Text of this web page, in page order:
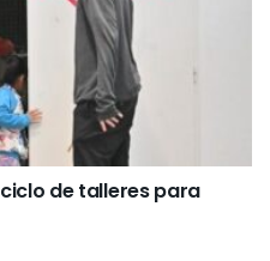
de talleres para